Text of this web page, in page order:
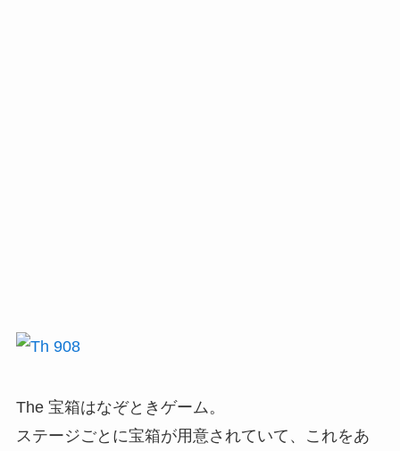
The 宝箱はなぞときゲーム。
ステージごとに宝箱が用意されていて、これをあ